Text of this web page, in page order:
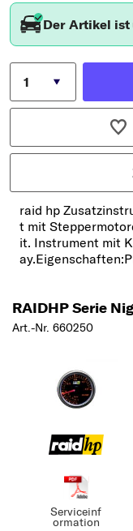
Der Artikel ist
raid hp
t mit
it. Instrument mit
RAIDHP Serie
Art.-Nr. 660250
Serviceinf
ormation